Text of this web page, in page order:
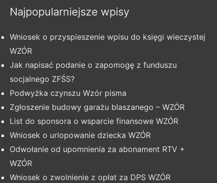
Najpopularniejsze wpisy
Wniosek o przyspieszenie wpisu do księgi wieczystej
WZÓR
Jak napisać podanie o zapomogę z funduszu
socjalnego ZFŚS?
Podwyżka czynszu Wzór pisma
Zgłoszenie budowy garażu blaszanego – WZÓR
List do sponsora o wsparcie finansowe WZÓR
Wniosek o urlopowanie dziecka WZÓR
Odwołanie od upomnienia za abonament RTV +
WZÓR
Wniosek o zwolnienie z opłat za DPS WZÓR